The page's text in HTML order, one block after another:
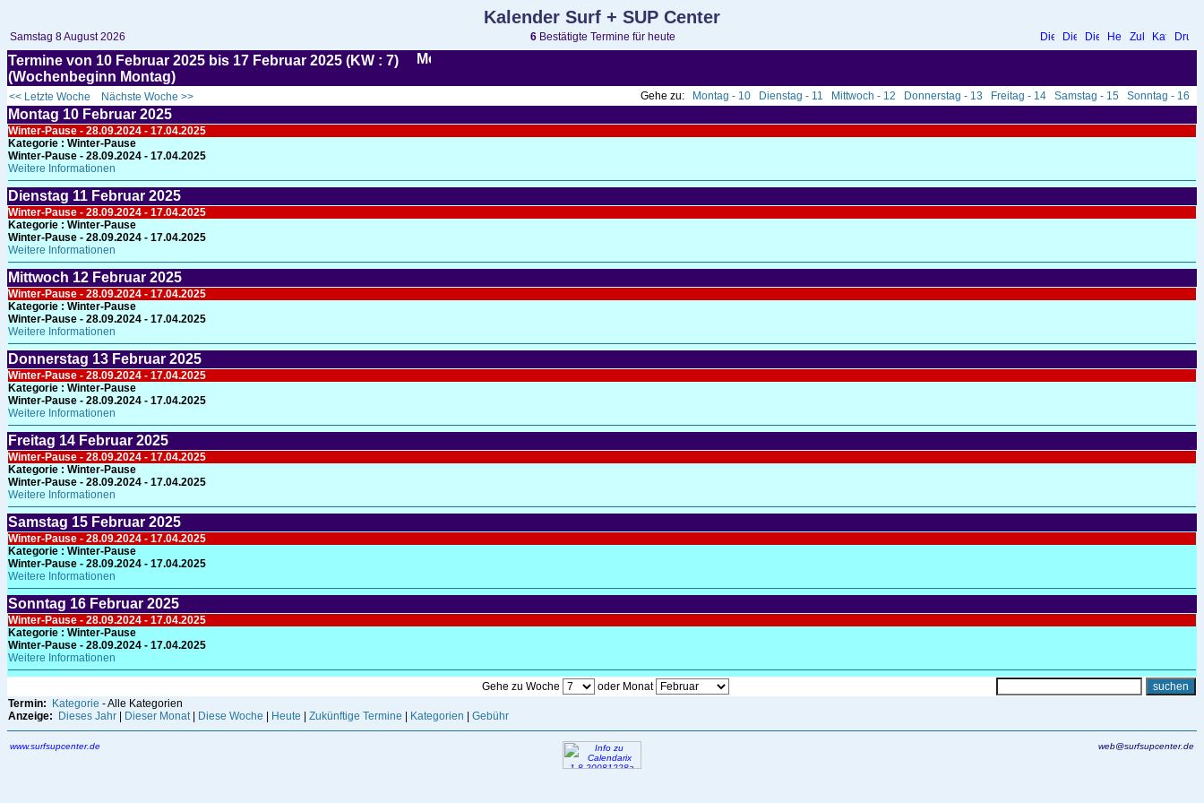
Kalender Surf + SUP Center
Samstag 8 August 2026 6Bestätigte Termine für heute
Termine von 10 Februar 2025 bis 17 Februar 2025 (KW : 7)
(Wochenbeginn Montag)
<< Letzte Woche Nächste Woche >> Gehe zu: Montag - 10 Dienstag - 11 Mittwoch - 12 Donnerstag - 13 Freitag - 14 Samstag - 15 Sonntag - 16
Montag 10 Februar 2025
Winter-Pause - 28.09.2024 - 17.04.2025
Kategorie : Winter-Pause
Winter-Pause - 28.09.2024 - 17.04.2025
Weitere Informationen
Dienstag 11 Februar 2025
Winter-Pause - 28.09.2024 - 17.04.2025
Kategorie : Winter-Pause
Winter-Pause - 28.09.2024 - 17.04.2025
Weitere Informationen
Mittwoch 12 Februar 2025
Winter-Pause - 28.09.2024 - 17.04.2025
Kategorie : Winter-Pause
Winter-Pause - 28.09.2024 - 17.04.2025
Weitere Informationen
Donnerstag 13 Februar 2025
Winter-Pause - 28.09.2024 - 17.04.2025
Kategorie : Winter-Pause
Winter-Pause - 28.09.2024 - 17.04.2025
Weitere Informationen
Freitag 14 Februar 2025
Winter-Pause - 28.09.2024 - 17.04.2025
Kategorie : Winter-Pause
Winter-Pause - 28.09.2024 - 17.04.2025
Weitere Informationen
Samstag 15 Februar 2025
Winter-Pause - 28.09.2024 - 17.04.2025
Kategorie : Winter-Pause
Winter-Pause - 28.09.2024 - 17.04.2025
Weitere Informationen
Sonntag 16 Februar 2025
Winter-Pause - 28.09.2024 - 17.04.2025
Kategorie : Winter-Pause
Winter-Pause - 28.09.2024 - 17.04.2025
Weitere Informationen
Gehe zu Woche
oder Monat
Termin:
Kategorie - Alle Kategorien
Anzeige:
Dieses Jahr Dieser Monat| Diese Woche Heute Zukünftige Termine Kategorien Gebühr
www.surfsupcenter.de web@surfsupcenter.de